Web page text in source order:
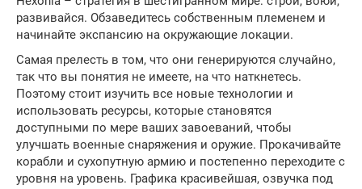
развивайся. Обзаведитесь собственным племенем и
начинайте экспансию на окружающие локации.
Самая прелесть в том, что они генерируются случайно,
так что вы понятия не имеете, на что наткнетесь.
Поэтому стоит изучить все новые технологии и
использовать ресурсы, которые становятся
доступными по мере ваших завоеваний, чтобы
улучшать военные снаряжения и оружие. Прокачивайте
корабли и сухопутную армию и постепенно переходите с
уровня на уровень. Графика красивейшая, озвучка под